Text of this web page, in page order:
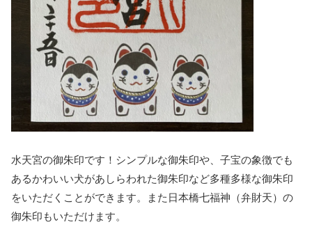
水天宮の御朱印です！シンプルな御朱印や、子宝の象徴でも
あるかわいい犬があしらわれた御朱印など多種多様な御朱印
をいただくことができます。また日本橋七福神（弁財天）の
御朱印もいただけます。